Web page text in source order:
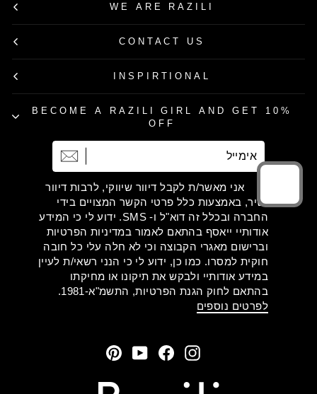
WE ARE RAZILI
CONTACT US
INSPIRTIONAL
BECOME A RAZILI GIRL AND GET 10%
OFF
אני מאשר/ת לקבל דיוור שיווקי, לרבות דיוור
ישיר, באמצעות כלל פרטי הקשר המצויים בידי
החברה ובכלל זה דוא"ל ו- SMS. ידוע לי כי המידע
אודותיי ייאסף בהתאם לאמור במדיניות הפרטיות
וברישום מאגרי הקבוצה וכי לא חלה עלי כל חובה
חוקית למסרו. כמו כן, ידוע לי כי הנני רשאי/ת לעיין
במידע אודותיי ולבקש את תיקונו או מחיקתו
בהתאם לחוק הגנת הפרטיות, התשמ"א-1981.
לפרטים נוספים
Instagram
Facebook
YouTube
Pinterest